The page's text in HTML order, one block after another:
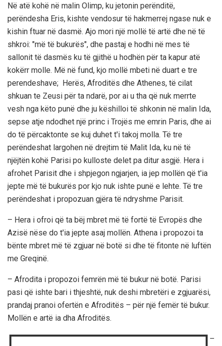
Në atë kohë në malin Olimp, ku jetonin perënditë,
perëndesha Eris, kishte vendosur të hakmerrej ngase nuk e
kishin ftuar në dasmë. Ajo mori një mollë të artë dhe në të
shkroi: "më të bukurës", dhe pastaj e hodhi në mes të
sallonit të dasmës ku të gjithë u hodhën për ta kapur atë
kokërr molle. Më në fund, kjo mollë mbeti në duart e tre
perendeshave; Herës, Afroditës dhe Athenes, të cilat
shkuan te Zeusi për ta ndarë, por ai u tha që nuk merrte
vesh nga këto punë dhe ju këshilloi të shkonin në malin Ida,
sepse atje ndodhet një princ i Trojës me emrin Paris, dhe ai
do të përcaktonte se kuj duhet t'i takoj molla. Të tre
perëndeshat largohen në drejtim të Malit Ida, ku në të
njëjtën kohë Parisi po kulloste delet pa ditur asgjë. Hera i
afrohet Parisit dhe i shpjegon ngjarjen, ia jep mollën që t'ia
jepte më të bukurës por kjo nuk ishte punë e lehte. Të tre
perëndeshat i propozuan gjëra të ndryshme Parisit.
– Hera i ofroi që ta bëj mbret më të fortë të Evropës dhe
Azisë nëse do t'ia jepte asaj mollën. Athena i propozoi ta
bënte mbret më të zgjuar në botë si dhe të fitonte në luftën
me Greqinë.
– Afrodita i propozoi femrën më të bukur në botë. Parisi
pasi që ishte bari i thjeshtë, nuk deshi mbretëri e zgjuarësi,
prandaj pranoi ofertën e Afroditës – për një femër të bukur.
Mollën e artë ia dha Afroditës.
–